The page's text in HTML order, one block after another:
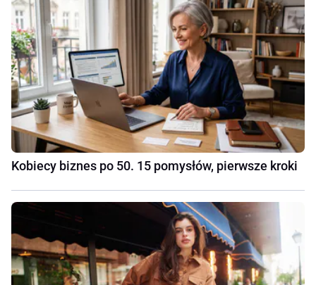
Kobiecy biznes po 50. 15 pomysłów, pierwsze kroki